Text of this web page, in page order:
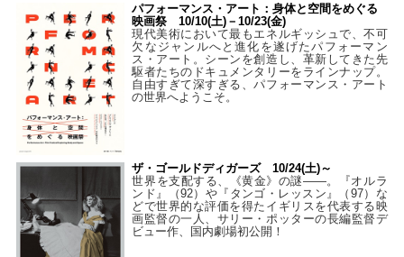
パフォーマンス・アート：身体と空間をめぐる
映画祭 10/10(土)－10/23(金)
現代美術において最もエネルギッシュで、不可
欠なジャンルへと進化を遂げたパフォーマン
ス・アート。シーンを創造し、革新してきた先
駆者たちのドキュメンタリーをラインナップ。
自由すぎて深すぎる、パフォーマンス・アート
の世界へようこそ。
ザ・ゴールドディガーズ 10/24(土)～
世界を支配する、《黄金》の謎――。『オルラ
ンド』（92）や『タンゴ・レッスン』（97）な
どで世界的な評価を得たイギリスを代表する映
画監督の一人、サリー・ポッターの長編監督デ
ビュー作、国内劇場初公開！